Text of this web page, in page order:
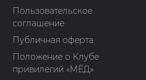
Пользовательское
соглашение
Публичная оферта
Положение о Клубе
привилегий «МЁД»